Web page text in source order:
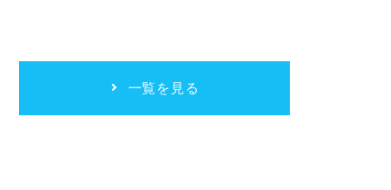
一覧を見る